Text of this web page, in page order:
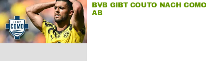
BVB GIBT COUTO NACH COMO
AB